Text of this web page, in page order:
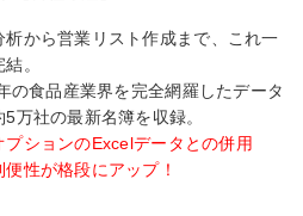
析から営業リスト作成まで、これ一
。
の食品産業界を完全網羅したデータ
5万社の最新名簿を収録。
プションのExcelデータとの併用
便性が格段にアップ！